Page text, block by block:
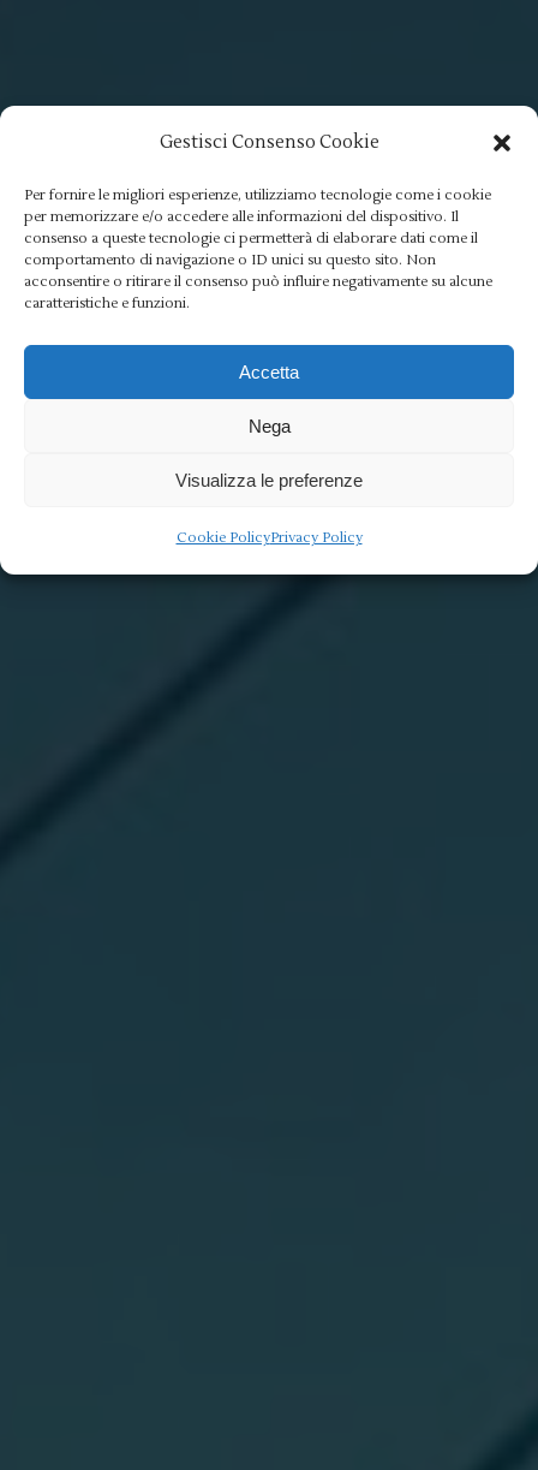
Gestisci Consenso Cookie
Per fornire le migliori esperienze, utilizziamo tecnologie come i cookie
per memorizzare e/o accedere alle informazioni del dispositivo. Il
consenso a queste tecnologie ci permetterà di elaborare dati come il
comportamento di navigazione o ID unici su questo sito. Non
acconsentire o ritirare il consenso può influire negativamente su alcune
caratteristiche e funzioni.
Accetta
Nega
Visualizza le preferenze
Cookie PolicyPrivacy Policy